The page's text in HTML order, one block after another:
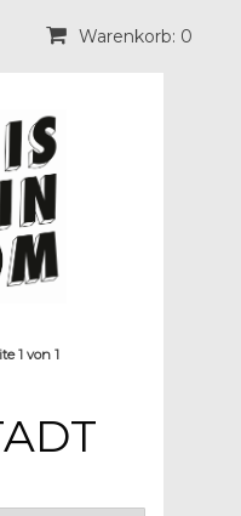
Warenkorb: 0
1 von 1